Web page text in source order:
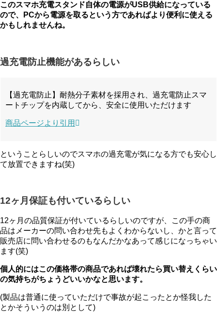
このスマホ充電スタンド自体の電源がUSB供給になっている
ので、PCから電源を取るという方であればより便利に使える
かもしれませんね。
過充電防止機能があるらしい
【過充電防止】耐熱分子素材を採用され、過充電防止スマ
ートチップを内蔵してから、安全に使用いただけます
商品ページより引用
ということらしいのでスマホの過充電が気になる方でも安心し
て放置できますね(笑)
12ヶ月保証も付いているらしい
12ヶ月の品質保証が付いているらしいのですが、この手の商
品はメーカーの問い合わせ先もよくわからないし、かと言って
販売店に問い合わせるのもなんだかなあって感じになっちゃい
ます(笑)
個人的にはこの価格帯の商品であれば壊れたら買い替えくらい
の気持ちがちょうどいいかなと思います。
(製品は普通に使っていただけで事故が起こったとか怪我した
とかそういうのは別として)